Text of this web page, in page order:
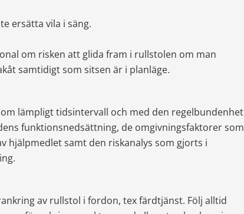
ersätta vila i säng.
om risken att glida fram i rullstolen om man
samtidigt som sitsen är i planläge.
lämpligt tidsintervall och med den regelbundenhet
funktionsnedsättning, de omgivningsfaktorer som
hjälpmedlet samt den riskanalys som gjorts i
av rullstol i fordon, tex färdtjänst. Följ alltid